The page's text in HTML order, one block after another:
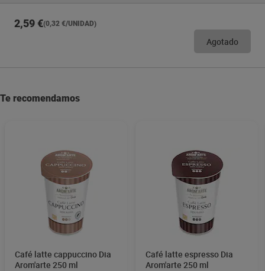
2,59 €(0,32 €/UNIDAD)
Agotado
Te recomendamos
Café latte cappuccino Dia
Arom'arte 250 ml
Café latte espresso Dia
Arom'arte 250 ml